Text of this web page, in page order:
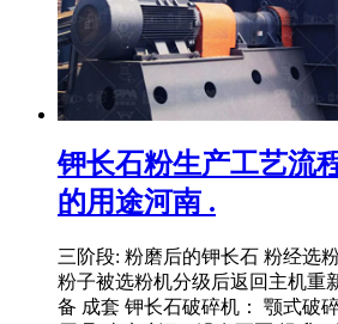
钾长石粉生产工艺流
的用途河南 .
三阶段: 粉磨后的钾长石 粉经选
粉子被选粉机分级后返回主机重
备 成套 钾长石破碎机： 颚式破